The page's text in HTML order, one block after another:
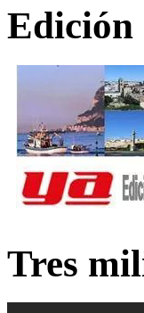
Edición
Tres